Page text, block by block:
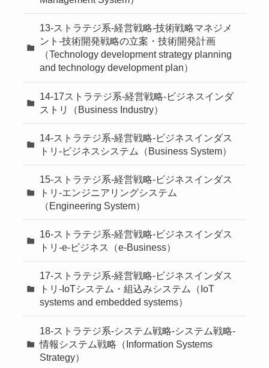
13-ストラテジ系-経営戦略-技術戦略マネジメ
ント-技術開発戦略の立案・技術開発計画
（Technology development strategy planning
and technology development plan）
14-17ストラテジ系-経営戦略-ビジネスインダ
ストリ（Business Industry）
14-ストラテジ系-経営戦略-ビジネスインダス
トリ-ビジネスシステム（Business System）
15-ストラテジ系-経営戦略-ビジネスインダス
トリ-エンジニアリングシステム
（Engineering System）
16-ストラテジ系-経営戦略-ビジネスインダス
トリ-e-ビジネス（e-Business）
17-ストラテジ系-経営戦略-ビジネスインダス
トリ-IoTシステム・組込みシステム（IoT
systems and embedded systems）
18-ストラテジ系-システム戦略-システム戦略-
情報システム戦略（Information Systems
Strategy）